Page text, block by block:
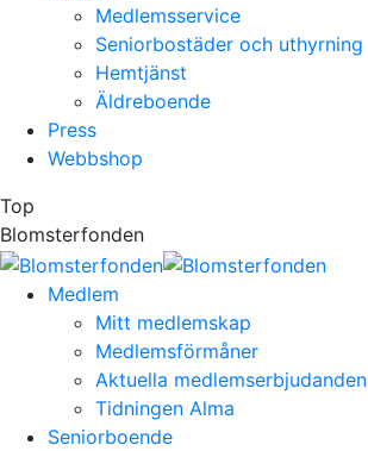
Medlemsservice
Seniorbostäder och uthyrning
Hemtjänst
Äldreboende
Press
Webbshop
Top
Blomsterfonden
Medlem
Mitt medlemskap
Medlemsförmåner
Aktuella medlemserbjudanden
Tidningen Alma
Seniorboende